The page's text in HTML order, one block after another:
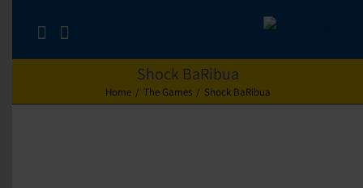
Shock BaRibua
Home / The Games / Shock BaRibua